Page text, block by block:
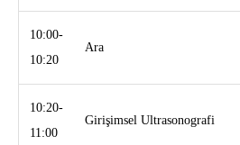
10:00-
10:20
Ara
10:20-
11:00
Girişimsel Ultrasonografi